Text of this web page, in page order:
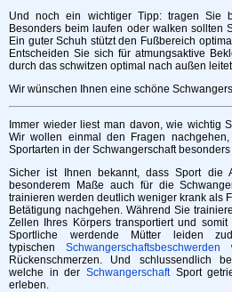
Und noch ein wichtiger Tipp: tragen Sie
Besonders beim laufen oder walken sollten
Ein guter Schuh stützt den Fußbereich
Entscheiden Sie sich für atmungsaktive
durch das schwitzen optimal nach außen leitet.
Wir wünschen Ihnen eine schöne
Immer wieder liest man davon, wie wichtig
Wir wollen einmal den Fragen
Sportarten in der Schwangerschaft besonders
Sicher ist Ihnen bekannt, dass Sport die
besonderem Maße auch für die
trainieren werden deutlich weniger krank als
Betätigung nachgehen. Während Sie
Zellen Ihres Körpers transportiert und
Sportliche werdende Mütter leiden
typischenSchwangerschaftsbeschwerden
Rückenschmerzen. Und schlussendlich
welche in der SchwangerschaftSport
erleben.